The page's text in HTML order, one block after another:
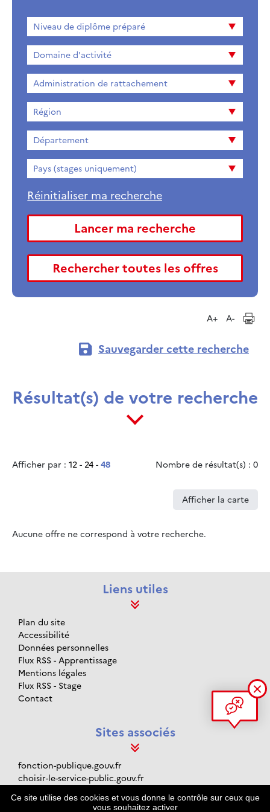
Ce site utilise des cookies et vous donne le contrôle sur ceux que
vous souhaitez activer
Niveau
de
diplome
préparé
Niveau de diplôme préparé
Domaine d'activité
Administration de rattachement
Région
Département
Pays (stages uniquement)
A+ A-
Sauvegarder cette recherche
Résultat(s) de votre recherche
Afficher par : 12 - 24 - 48 Nombre de résultat(s) : 0
Afficher la carte
Aucune offre ne correspond à votre recherche.
Liens utiles
Plan du site
Accessibilité
Données personnelles
Flux RSS - Apprentissage
Mentions légales
Flux RSS - Stage
Contact
Sites associés
fonction-publique.gouv.fr
choisir-le-service-public.gouv.fr
gouvernement.fr